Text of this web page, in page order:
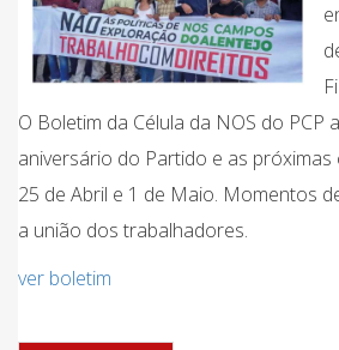
O Boletim da Célula da NOS do PCP
aniversário do Partido e as
25 de Abril e 1 de Maio. Momentos
a união dos trabalhadores.
ver boletim